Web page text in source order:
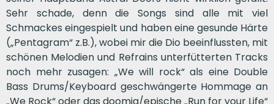
Sehr schade, denn die Songs sind alle mit viel
Schmackes eingespielt und haben eine gesunde Härte
(„Pentagram“ z.B.), wobei mir die Dio beeinflussten, mit
schönen Melodien und Refrains unterfütterten Tracks
noch mehr zusagen: „We will rock“ als eine Double
Bass Drums/Keyboard geschwängerte Hommage an
„We Rock“ oder das doomig/epische „Run for your Life“